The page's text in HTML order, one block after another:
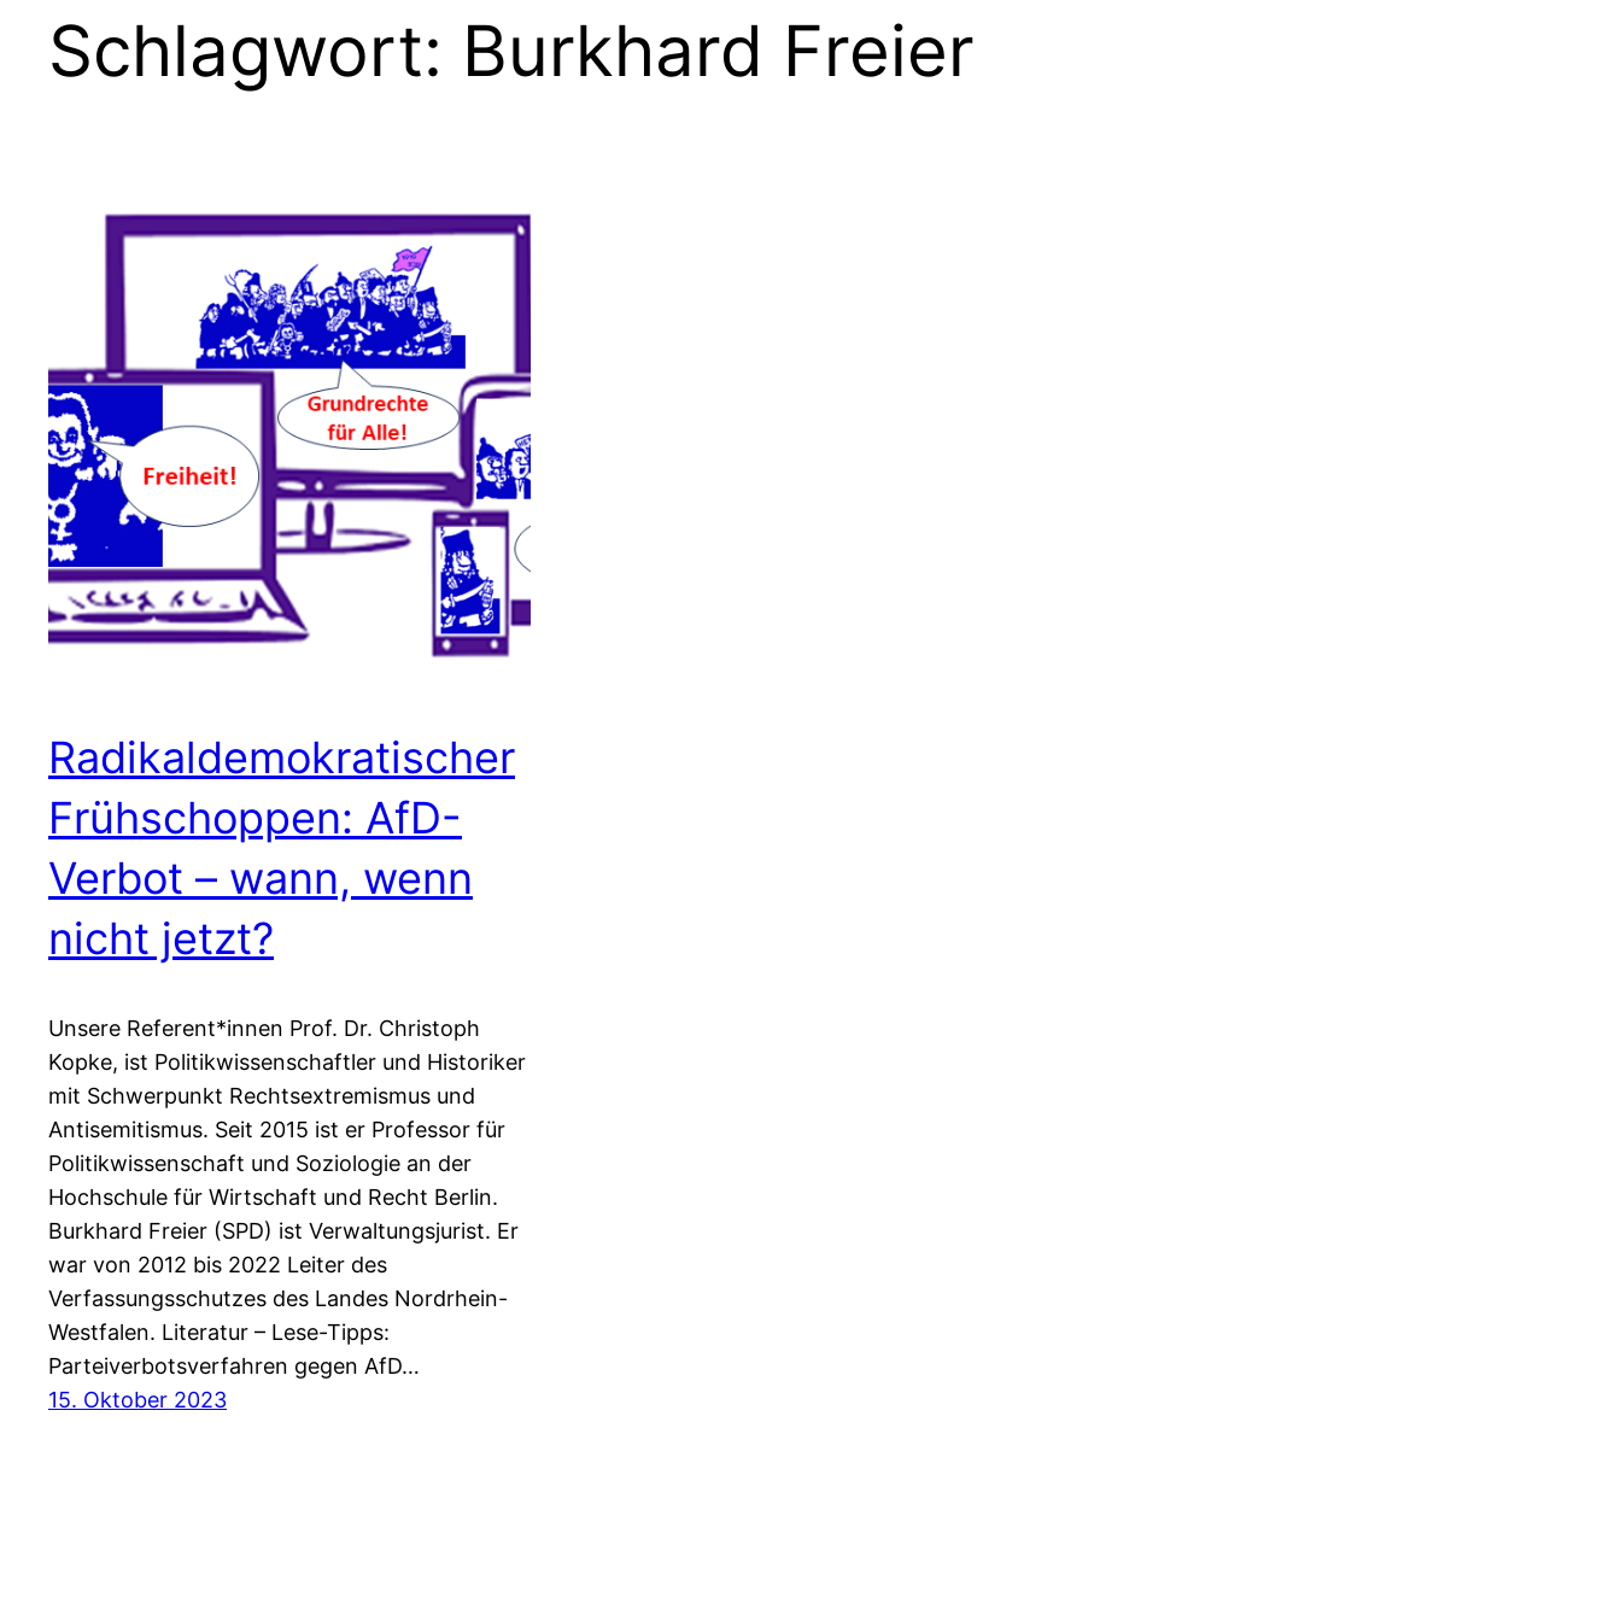
Schlagwort: Burkhard Freier
Radikaldemokratischer
Frühschoppen: AfD-
Verbot – wann, wenn
nicht jetzt?
Unsere Referent*innen Prof. Dr. Christoph
Kopke, ist Politikwissenschaftler und Historiker
mit Schwerpunkt Rechtsextremismus und
Antisemitismus. Seit 2015 ist er Professor für
Politikwissenschaft und Soziologie an der
Hochschule für Wirtschaft und Recht Berlin.
Burkhard Freier (SPD) ist Verwaltungsjurist. Er
war von 2012 bis 2022 Leiter des
Verfassungsschutzes des Landes Nordrhein-
Westfalen. Literatur – Lese-Tipps:
Parteiverbotsverfahren gegen AfD…
15. Oktober 2023